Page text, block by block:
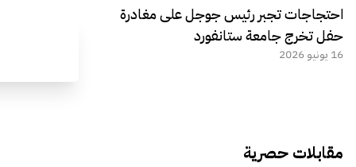
احتجاجات تجبر رئيس جوجل على مغادرة
حفل تخرج جامعة ستانفورد
16 يونيو 2026
مقابلات حصرية